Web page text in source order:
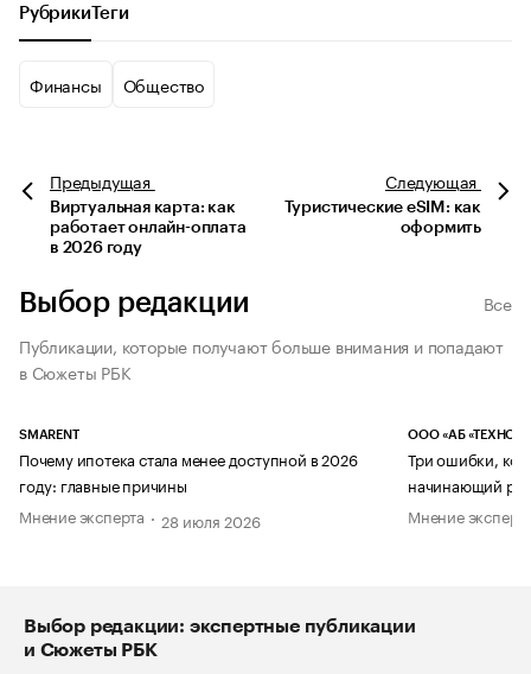
Рубрики Теги
Финансы Общество
Предыдущая
Виртуальная карта: как
работает онлайн-оплата
в 2026 году
Следующая
Туристические eSIM: как
оформить
Выбор редакции
Все
Публикации, которые получают больше внимания и попадают
в Сюжеты РБК
SMARENT
Почему ипотека стала менее доступной в 2026
году: главные причины
Мнение эксперта
28 июля 2026
ООО «АБ
Три ошибки,
начинающий
Мнение
Выбор редакции: экспертные публикации
и Сюжеты РБК